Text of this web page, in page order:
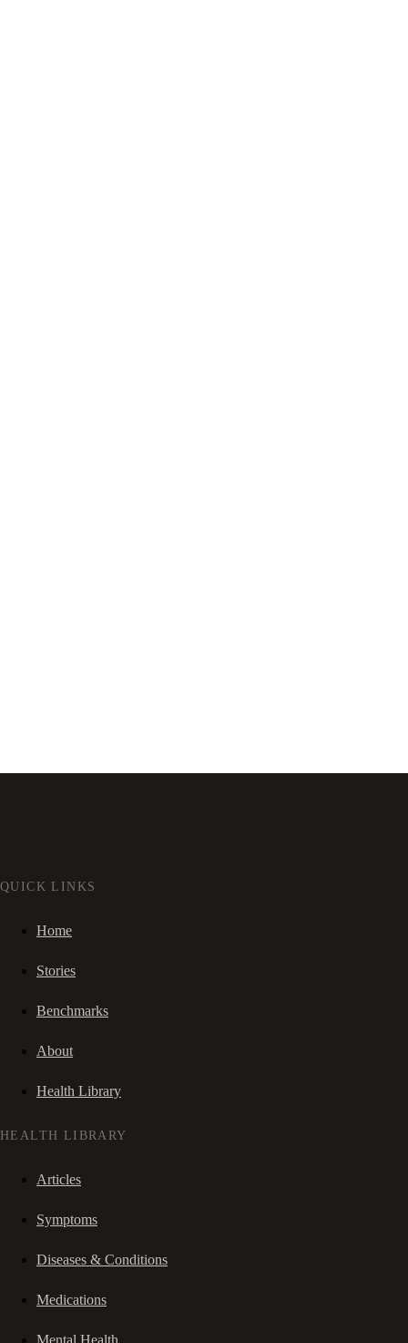
QUICK LINKS
Home
Stories
Benchmarks
About
Health Library
HEALTH LIBRARY
Articles
Symptoms
Diseases & Conditions
Medications